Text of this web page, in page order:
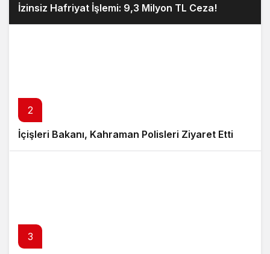
İzinsiz Hafriyat İşlemi: 9,3 Milyon TL Ceza!
2
İçişleri Bakanı, Kahraman Polisleri Ziyaret Etti
3